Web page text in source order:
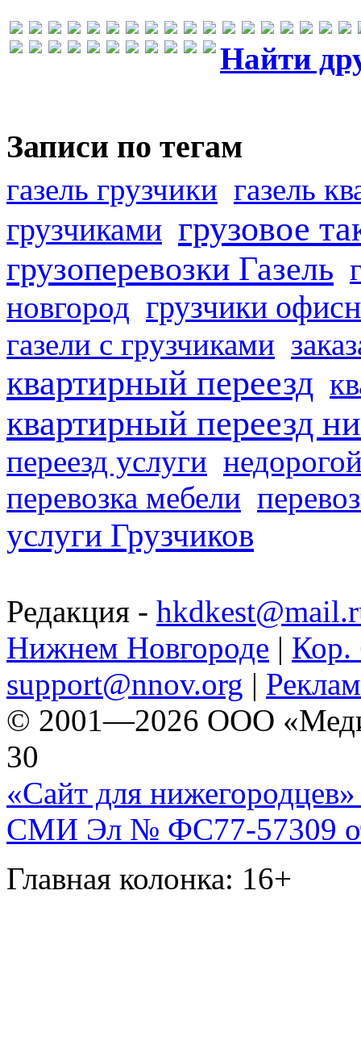
Найти
Записи по тегам
газель грузчики газель
грузчиками грузовое
грузоперевозки Газель
новгород грузчики
газели с грузчиками
квартирный переезд
квартирный переезд
переезд услуги
перевозка мебели
услуги Грузчиков
Редакция -
Нижнем Новгороде | Кор.
support@nnov.org |
© 2001—2026 ООО
30
«Сайт для нижегородцев»
СМИ Эл № ФС77-57309
Главная колонка: 16+